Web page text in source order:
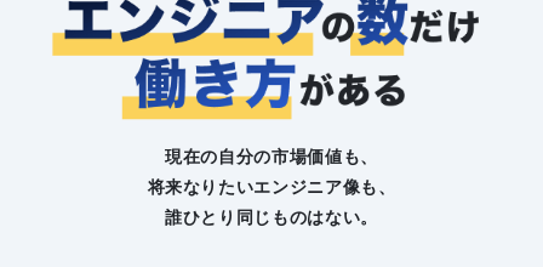
現在の自分の市場価値も、
将来なりたいエンジニア像も、
誰ひとり同じものはない。